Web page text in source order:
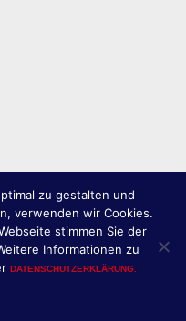
zu gestalten und
verwenden wir Cookies.
stimmen Sie der
Informationen zu
DATENSCHUTZERKLÄRUNG.